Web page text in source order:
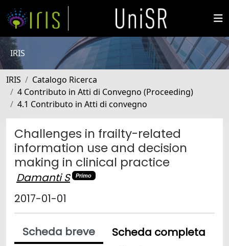
IRIS
IRIS
Catalogo Ricerca
4 Contributo in Atti di Convegno (Proceeding)
4.1 Contributo in Atti di convegno
Challenges in frailty-related
information use and decision
making in clinical practice
Damanti S Primo
2017-01-01
Scheda breve
Scheda completa